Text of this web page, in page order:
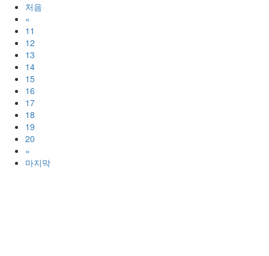
처음
«
11
12
13
14
15
16
17
18
19
20
»
마지막